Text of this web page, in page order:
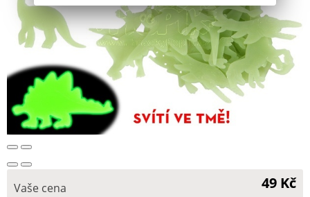
Vaše cena 49 Kč